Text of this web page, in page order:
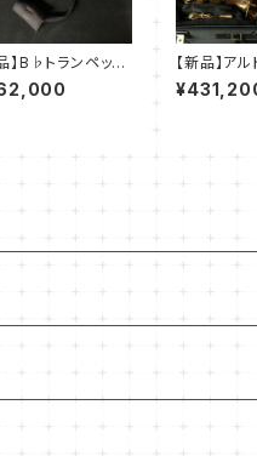
】B♭トランペッ
トンビ DA32S
アンドレアン
【新品】ア
ヤナギサ